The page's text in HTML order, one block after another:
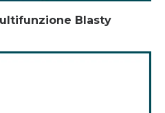
Blasty